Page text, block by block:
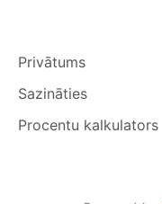
Privātums
Sazināties
Procentu kalkulators